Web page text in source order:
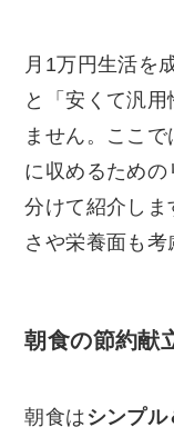
月1万円生活を
と「安くて汎
ません。ここ
に収めるための
分けて紹介しま
さや栄養面も考
朝食の節約献
朝食は シンプル